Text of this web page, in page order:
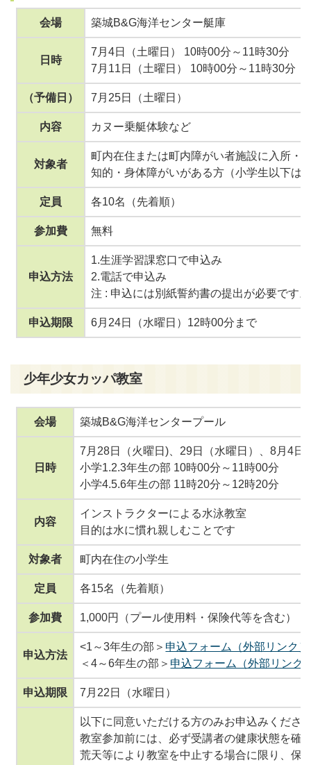
会場 築城B&G海洋センター艇庫
日時
7月4日（土曜日） 10時00分～11時30分
7月11日（土曜日） 10時00分～11時30分
（予備日） 7月25日（土曜日）
内容 カヌー乗艇体験など
対象者
町内在住または町内障がい者施設に入所・
知的・身体障がいがある方（小学生以下は
定員 各10名（先着順）
参加費 無料
申込方法
1.生涯学習課窓口で申込み
2.電話で申込み
注 : 申込には別紙誓約書の提出が必要です。
申込期限 6月24日（水曜日）12時00分まで
少年少女カッパ教室
会場 築城B&G海洋センタープール
日時
7月28日（火曜日)、29日（水曜日）、8月4日
小学1.2.3年生の部 10時00分～11時00分
小学4.5.6年生の部 11時20分～12時20分
内容
インストラクターによる水泳教室
目的は水に慣れ親しむことです
対象者 町内在住の小学生
定員 各15名（先着順）
参加費 1,000円（プール使用料・保険代等を含む）
申込方法
<1～3年生の部＞ 申込フォーム（外部リンク）
＜4～6年生の部＞ 申込フォーム（外部リンク
申込期限 7月22日（水曜日）
以下に同意いただける方のみお申込みくださ
教室参加前には、必ず受講者の健康状態を確
荒天等により教室を中止する場合に限り、保